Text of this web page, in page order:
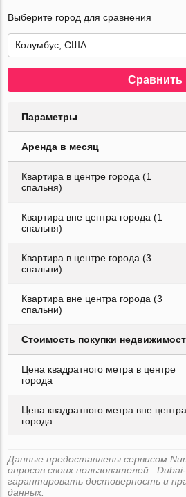
Выберите город для сравнения
Сравнить
Параметры
Аренда в месяц
Квартира в центре города (1
спальня)
Квартира вне центра города (1
спальня)
Квартира в центре города (3
спальни)
Квартира вне центра города (3
спальни)
Стоимость покупки
Цена квадратного метра в центре
города
Цена квадратного метра вне центра
города
Данные предоставлены сервисом
опросов своих пользователей .
гарантировать достоверность и
данных.